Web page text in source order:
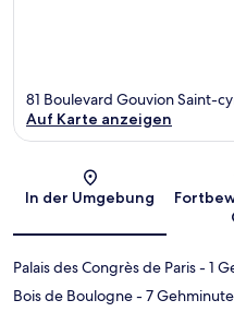
81 Boulevard Gouvion Saint-
Auf Karte anzeigen
In der Umgebung
Palais des Congrès de Paris- 1
Bois de Boulogne- 7